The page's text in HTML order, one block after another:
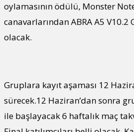
oylamasının ödülü, Monster
canavarlarından ABRA A5
olacak.
Gruplara kayıt aşaması 12
sürecek.12 Haziran’dan sonra
ile başlayacak 6 haftalık maç